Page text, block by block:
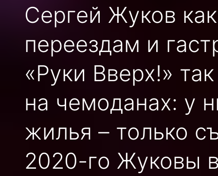
Сергей Жуков
переездам и
«Руки Вверх!»
на чемоданах: у
жилья – только
2020-го Жуковы